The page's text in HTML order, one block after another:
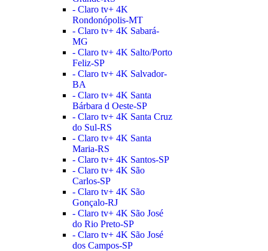
- Claro tv+ 4K
Rondonópolis-MT
- Claro tv+ 4K Sabará-
MG
- Claro tv+ 4K Salto/Porto
Feliz-SP
- Claro tv+ 4K Salvador-
BA
- Claro tv+ 4K Santa
Bárbara d Oeste-SP
- Claro tv+ 4K Santa Cruz
do Sul-RS
- Claro tv+ 4K Santa
Maria-RS
- Claro tv+ 4K Santos-SP
- Claro tv+ 4K São
Carlos-SP
- Claro tv+ 4K São
Gonçalo-RJ
- Claro tv+ 4K São José
do Rio Preto-SP
- Claro tv+ 4K São José
dos Campos-SP